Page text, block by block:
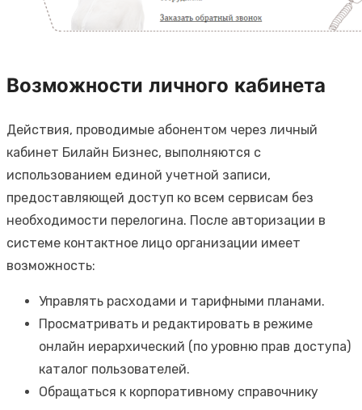
Возможности личного кабинета
Действия, проводимые абонентом через личный
кабинет Билайн Бизнес, выполняются с
использованием единой учетной записи,
предоставляющей доступ ко всем сервисам без
необходимости перелогина. После авторизации в
системе контактное лицо организации имеет
возможность:
Управлять расходами и тарифными планами.
Просматривать и редактировать в режиме
онлайн иерархический (по уровню прав доступа)
каталог пользователей.
Обращаться к корпоративному справочнику